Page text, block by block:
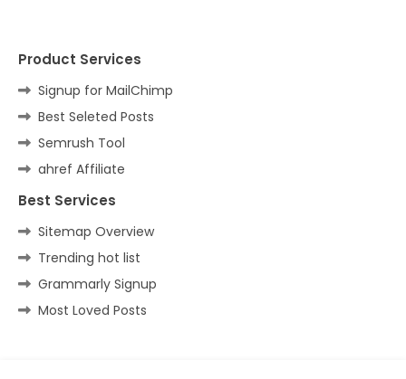
Product Services
Signup for MailChimp
Best Seleted Posts
Semrush Tool
ahref Affiliate
Best Services
Sitemap Overview
Trending hot list
Grammarly Signup
Most Loved Posts